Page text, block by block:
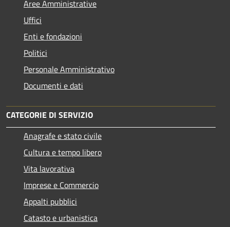
Aree Amministrative
Uffici
Enti e fondazioni
Politici
Personale Amministrativo
Documenti e dati
CATEGORIE DI SERVIZIO
Anagrafe e stato civile
Cultura e tempo libero
Vita lavorativa
Imprese e Commercio
Appalti pubblici
Catasto e urbanistica